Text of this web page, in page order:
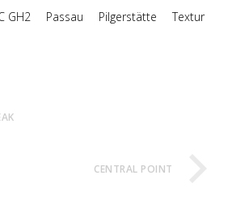
GH2
Passau Pilgerstätte Textur
CENTRAL POINT